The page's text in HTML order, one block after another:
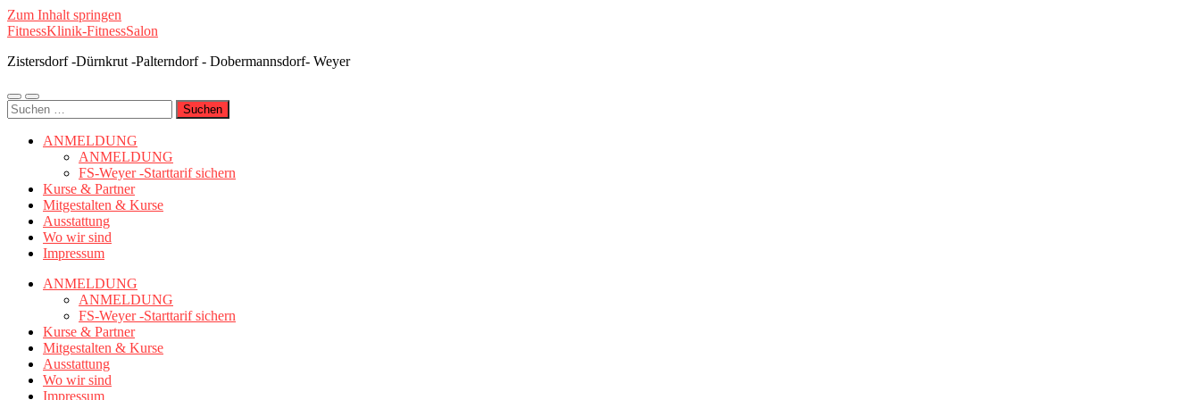
Zum Inhalt springen
FitnessKlinik-FitnessSalon
Zistersdorf -Dürnkrut -Palterndorf - Dobermannsdorf- Weyer
Mobile-
Menü
Suchfeld
ein-/ausblenden
Suchen
nach:
ANMELDUNG
ANMELDUNG
FS-Weyer -Starttarif sichern
Kurse & Partner
Mitgestalten & Kurse
Ausstattung
Wo wir sind
Impressum
ANMELDUNG
ANMELDUNG
FS-Weyer -Starttarif sichern
Kurse & Partner
Mitgestalten & Kurse
Ausstattung
Wo wir sind
Impressum